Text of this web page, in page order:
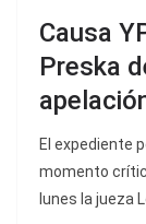
Causa
Preska
El expediente
momento
lunes la jueza